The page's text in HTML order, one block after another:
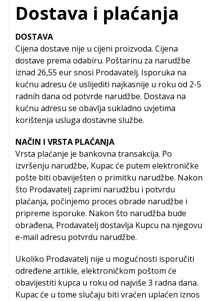
Dostava i plaćanja
DOSTAVA
Cijena dostave nije u cijeni proizvoda. Cijena
dostave prema odabiru. Poštarinu za narudžbe
iznad 26,55 eur snosi Prodavatelj. Isporuka na
kućnu adresu će uslijediti najkasnije u roku od 2-5
radnih dana od potvrde narudžbe. Dostava na
kućnu adresu se obavlja sukladno uvjetima
korištenja usluga dostavne službe.
NAČIN I VRSTA PLAĆANJA
Vrsta plaćanje je bankovna transakcija. Po
izvršenju narudžbe, Kupac će putem elektroničke
pošte biti obaviješten o primitku narudžbe. Nakon
što Prodavatelj zaprimi narudžbu i potvrdu
plaćanja, počinjemo proces obrade narudžbe i
pripreme isporuke. Nakon što narudžba bude
obrađena, Prodavatelj dostavlja Kupcu na njegovu
e-mail adresu potvrdu narudžbe.
Ukoliko Prodavatelj nije u mogućnosti isporučiti
određene artikle, elektroničkom poštom će
obavijestiti kupca u roku od najviše 3 radna dana.
Kupac će u tome slučaju biti vraćen uplaćen iznos